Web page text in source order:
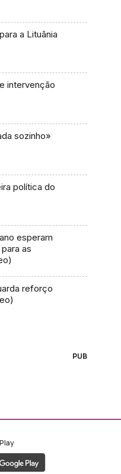
a Lituânia
intervenção
sozinho»
política do
esperam
as
reforço
PUB